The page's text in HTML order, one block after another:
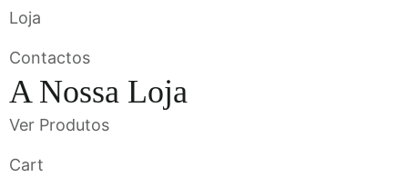
Loja
Contactos
A Nossa Loja
Ver Produtos
Cart